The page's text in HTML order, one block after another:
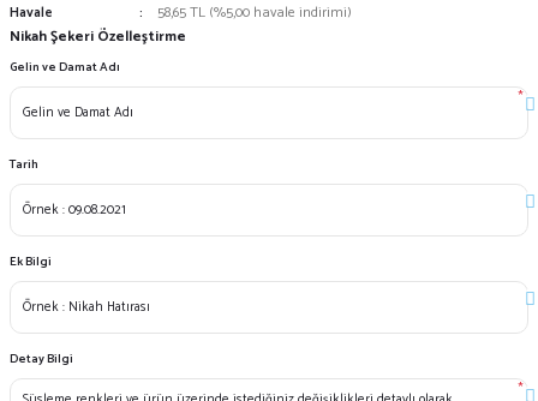
Havale
58,65 TL (%5,00 havale indirimi)
Nikah Şekeri Özelleştirme
Gelin ve Damat Adı
*
Tarih
Ek Bilgi
Detay Bilgi
*